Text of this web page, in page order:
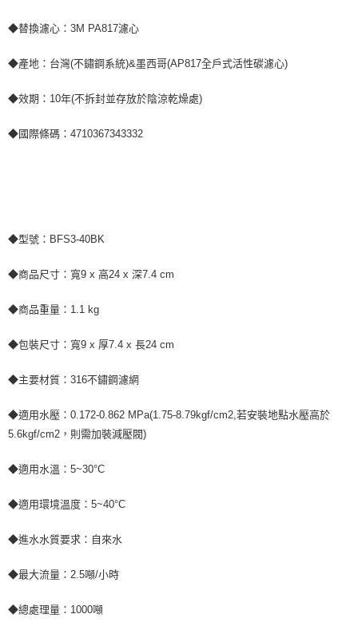
◆替換濾心：3M PA817濾心
◆產地：台灣(不鏽鋼系統)&墨西哥(AP817全戶式活性碳濾心)
◆效期：10年(不拆封並存放於陰涼乾燥處)
◆國際條碼：4710367343332
◆型號：BFS3-40BK
◆商品尺寸：寬9 x 高24 x 深7.4 cm
◆商品重量：1.1 kg
◆包裝尺寸：寬9 x 厚7.4 x 長24 cm
◆主要材質：316不鏽鋼濾網
◆適用水壓：0.172-0.862 MPa(1.75-8.79kgf/cm2,若安裝地點水壓高於
5.6kgf/cm2，則需加裝減壓閥)
◆適用水溫：5~30°C
◆適用環境溫度：5~40°C
◆進水水質要求：自來水
◆最大流量：2.5噸/小時
◆總處理量：1000噸